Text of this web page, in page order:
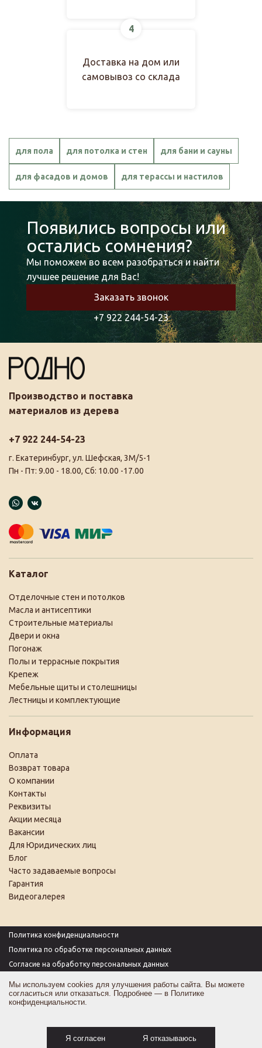
фильтрами помогают защитить древесину от
выгорания и повреждений, вызываемых прямыми
4
Доставка на дом или
самовывоз со склада
для пола для потолка и стен для бани и сауны
для фасадов и домов для терассы и настилов
Появились вопросы или
остались сомнения?
Мы поможем во всем разобраться и найти
лучшее решение для Вас!
Заказать звонок
+7 922 244-54-23
Производство и поставка
материалов из дерева
+7 922 244-54-23
г. Екатеринбург, ул. Шефская, 3М/5-1
Пн - Пт: 9.00 - 18.00, Сб: 10.00 -17.00
Каталог
Отделочные стен и потолков
Масла и антисептики
Строительные материалы
Двери и окна
Погонаж
Полы и террасные покрытия
Крепеж
Мебельные щиты и столешницы
Лестницы и комплектующие
Информация
Оплата
Возврат товара
О компании
Контакты
Реквизиты
Акции месяца
Вакансии
Для Юридических лиц
Блог
Часто задаваемые вопросы
Гарантия
Видеогалерея
Политика конфиденциальности
Политика по обработке персональных данных
Согласие на обработку персональных данных
Согласие на получение рекламы
Оферта
0 ₽
Мы используем cookies для улучшения работы сайта. Вы можете
согласиться или отказаться. Подробнее — в Политике
конфиденциальности.
Я согласен Я отказываюсь